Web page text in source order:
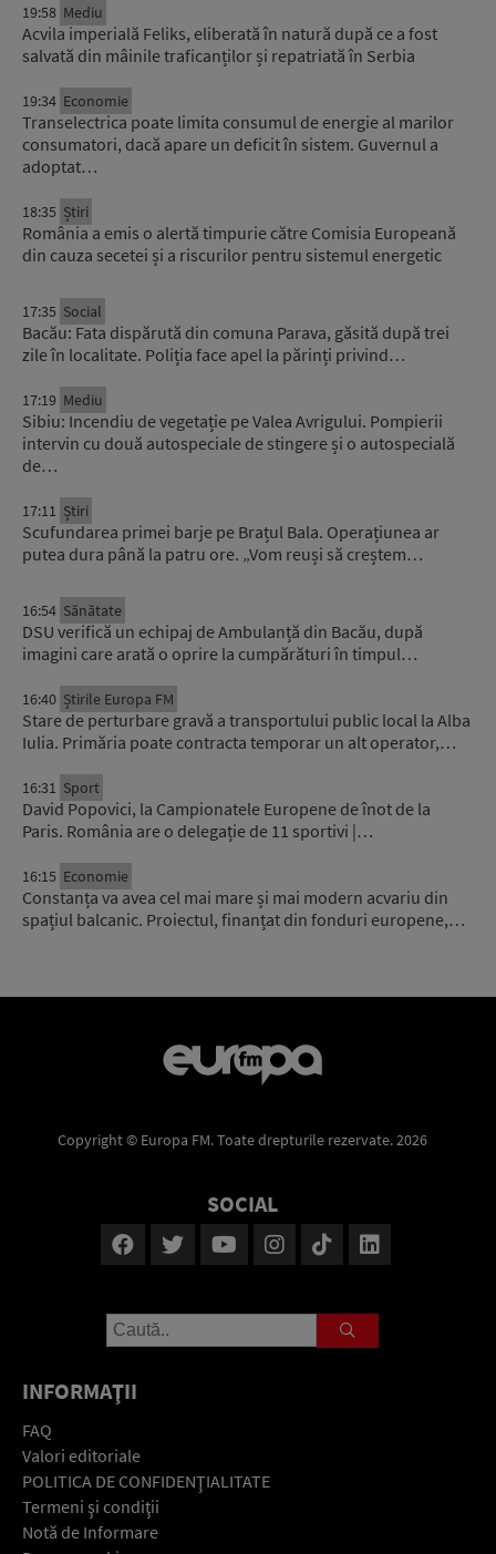
19:58 Mediu
Acvila imperială Feliks, eliberată în natură după ce a fost
salvată din mâinile traficanților și repatriată în Serbia
19:34 Economie
Transelectrica poate limita consumul de energie al marilor
consumatori, dacă apare un deficit în sistem. Guvernul a
adoptat…
18:35 Știri
România a emis o alertă timpurie către Comisia Europeană
din cauza secetei și a riscurilor pentru sistemul energetic
17:35 Social
Bacău: Fata dispărută din comuna Parava, găsită după trei
zile în localitate. Poliția face apel la părinți privind…
17:19 Mediu
Sibiu: Incendiu de vegetație pe Valea Avrigului. Pompierii
intervin cu două autospeciale de stingere și o autospecială
de…
17:11 Știri
Scufundarea primei barje pe Brațul Bala. Operațiunea ar
putea dura până la patru ore. „Vom reuși să creștem…
16:54 Sănătate
DSU verifică un echipaj de Ambulanță din Bacău, după
imagini care arată o oprire la cumpărături în timpul…
16:40 Știrile Europa FM
Stare de perturbare gravă a transportului public local la Alba
Iulia. Primăria poate contracta temporar un alt operator,…
16:31 Sport
David Popovici, la Campionatele Europene de înot de la
Paris. România are o delegație de 11 sportivi |…
16:15 Economie
Constanța va avea cel mai mare și mai modern acvariu din
spațiul balcanic. Proiectul, finanțat din fonduri europene,…
Copyright © Europa FM. Toate drepturile rezervate. 2026
SOCIAL
INFORMAŢII
FAQ
Valori editoriale
POLITICA DE CONFIDENŢIALITATE
Termeni şi condiţii
Notă de Informare